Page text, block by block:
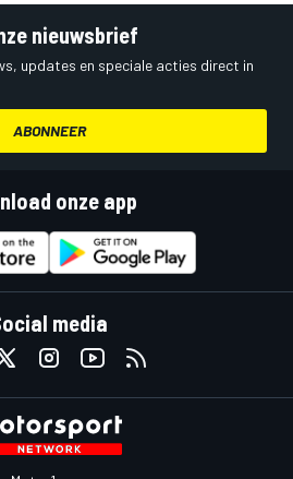
nieuwsbrief
updates en speciale acties direct in
ABONNEER
onze app
media